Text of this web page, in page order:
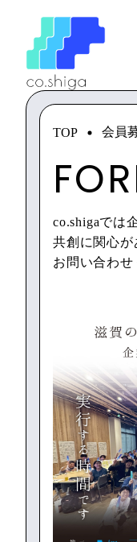
TOP 会員
co.shigaでは
共創に関心が
お問い合わせ